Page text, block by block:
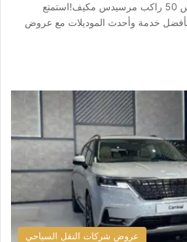
احجز الآن أرخص إيجار توبيس 50 راكب مرسيدس مكيف!استمتع
خدمة وأحدث الموديلات مع عروض
عروض شركات النقل السياحي